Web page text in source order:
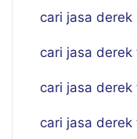
cari jasa
cari jasa
cari jasa
cari jasa